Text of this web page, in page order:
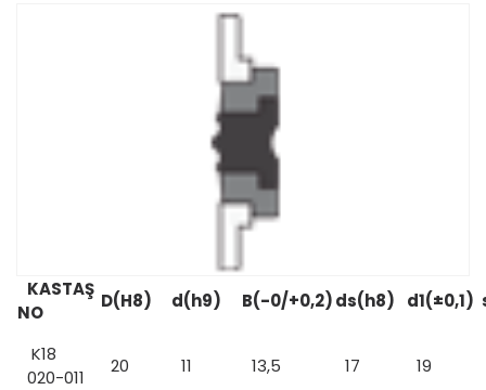
KASTAŞ
NO
D(H8) d(h9) B(-0/+0,2)ds(h8) d1(±0,1)
K18
020-011
20 11 13,5 17 19